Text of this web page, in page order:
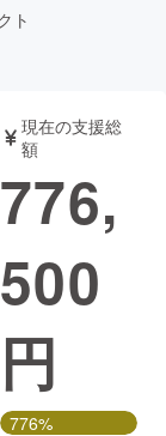
書籍・雑誌
チャレンジ
Creation
ト
現在の支援総
額
776,
500
円
776%